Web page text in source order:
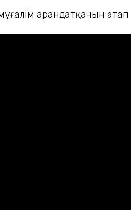
арандатқанын атап